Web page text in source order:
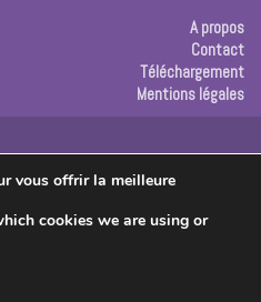
A propos
Contact
Téléchargement
Mentions légales
vous offrir la meilleure
cookies we are using or